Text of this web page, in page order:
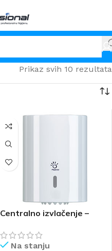
Prikaz svih 10 rezultata
Centralno izvlačenje –
Na stanju